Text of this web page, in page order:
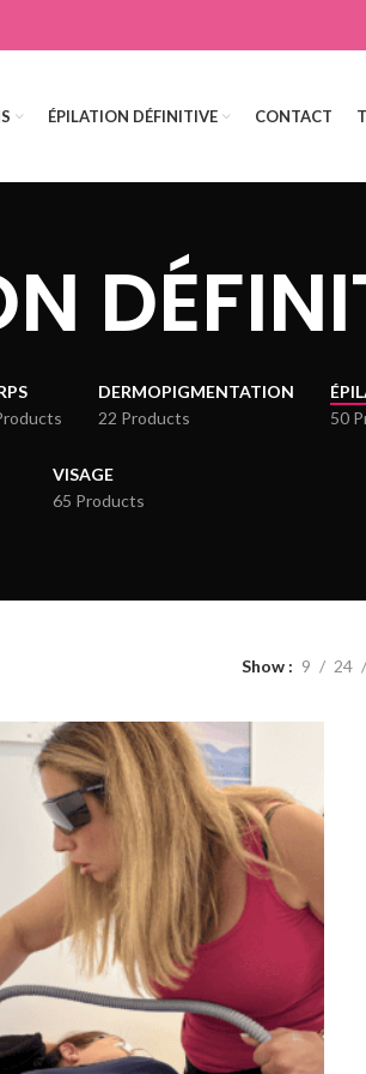
ÉPILATION DÉFINITIVE CONTACT
DERMOPIGMENTATION
22 Products
50
VISAGE
65 Products
Show 9 24